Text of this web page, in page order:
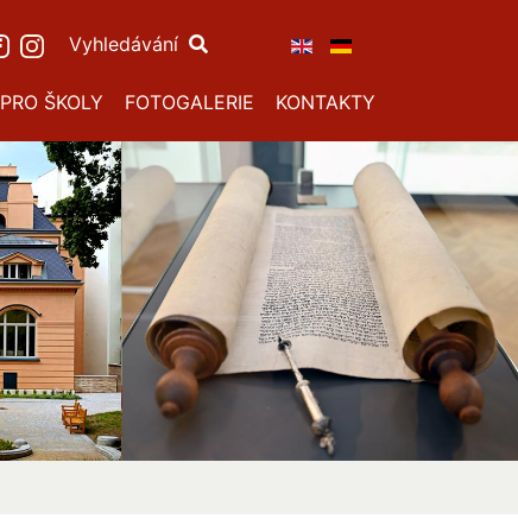
Vyhledávání
PRO ŠKOLY FOTOGALERIE KONTAKTY